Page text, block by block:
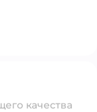
качества